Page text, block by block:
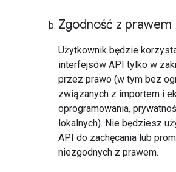
Zgodność z prawem
Użytkownik będzie
interfejsów API tylko w
przez prawo (w tym bez
związanych z importem i
oprogramowania,
lokalnych). Nie będziesz
API do zachęcania lub
niezgodnych z prawem.